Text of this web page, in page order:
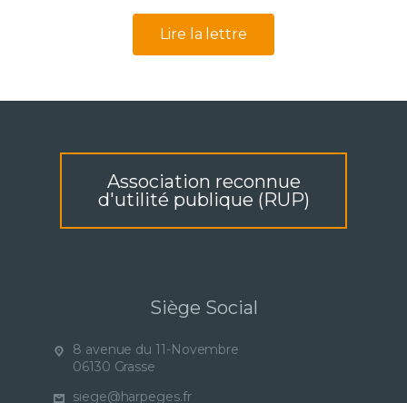
Lire la lettre
Association reconnue
d'utilité publique (RUP)
Siège Social
8 avenue du 11-Novembre
06130 Grasse
siege@harpeges.fr